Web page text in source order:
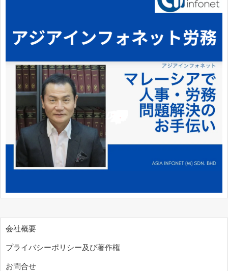
会社概要
プライバシーポリシー及び著作権
お問合せ